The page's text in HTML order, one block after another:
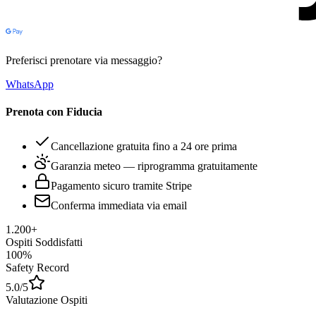
Preferisci prenotare via messaggio?
WhatsApp
Prenota con Fiducia
Cancellazione gratuita fino a 24 ore prima
Garanzia meteo — riprogramma gratuitamente
Pagamento sicuro tramite Stripe
Conferma immediata via email
1.200+
Ospiti Soddisfatti
100%
Safety Record
5.0/5
Valutazione Ospiti